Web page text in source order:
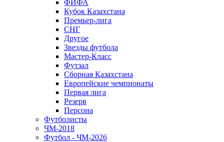
ФИФА
Кубок Казахстана
Премьер-лига
СНГ
Другое
Звезды футбола
Мастер-Класс
Футзал
Сборная Казахстана
Европейские чемпионаты
Первая лига
Резерв
Персона
Футболисты
ЧМ-2018
Футбол - ЧМ-2026